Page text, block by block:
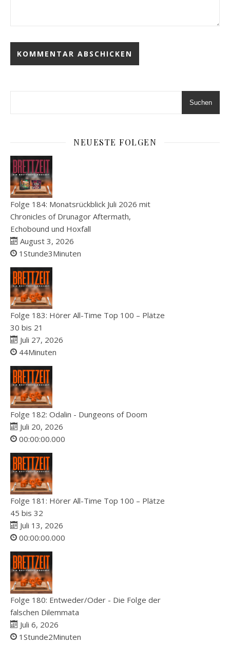
Suchen
NEUESTE FOLGEN
Folge 184: Monatsrückblick Juli 2026 mit
Chronicles of Drunagor Aftermath,
Echobound und Hoxfall
August 3, 2026
1Stunde3Minuten
Folge 183: Hörer All-Time Top 100 – Plätze
30 bis 21
Juli 27, 2026
44Minuten
Folge 182: Odalin - Dungeons of Doom
Juli 20, 2026
00:00:00.000
Folge 181: Hörer All-Time Top 100 – Plätze
45 bis 32
Juli 13, 2026
00:00:00.000
Folge 180: Entweder/Oder - Die Folge der
falschen Dilemmata
Juli 6, 2026
1Stunde2Minuten